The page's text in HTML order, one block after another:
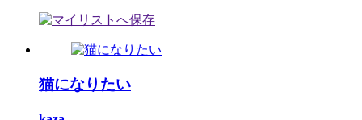
猫になりたい